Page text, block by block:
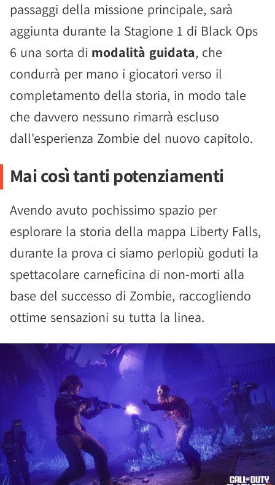
passaggi della missione principale, sarà
aggiunta durante la Stagione 1 di Black Ops
6 una sorta di modalità guidata, che
condurrà per mano i giocatori verso il
completamento della storia, in modo tale
che davvero nessuno rimarrà escluso
dall'esperienza Zombie del nuovo capitolo.
Mai così tanti potenziamenti
Avendo avuto pochissimo spazio per
esplorare la storia della mappa Liberty Falls,
durante la prova ci siamo perlopiù goduti la
spettacolare carneficina di non-morti alla
base del successo di Zombie, raccogliendo
ottime sensazioni su tutta la linea.